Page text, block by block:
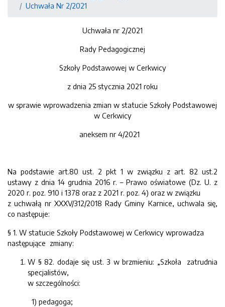
Uchwała Nr 2/2021
Uchwała nr 2/2021
Rady Pedagogicznej
Szkoły Podstawowej w Cerkwicy
z dnia 25 stycznia 2021 roku
w sprawie wprowadzenia zmian w statucie Szkoły Podstawowej
w Cerkwicy
aneksem nr 4/2021
Na podstawie art.80 ust. 2 pkt 1 w związku z art. 82 ust.2
ustawy z dnia 14 grudnia 2016 r. – Prawo oświatowe (Dz. U. z
2020 r. poz. 910 i 1378 oraz z 2021 r. poz. 4) oraz w związku
z uchwałą nr XXXV/312/2018 Rady Gminy Karnice, uchwala się,
co następuje:
§ 1. W statucie Szkoły Podstawowej w Cerkwicy wprowadza
następujące zmiany:
W § 82. dodaje się ust. 3 w brzmieniu: „Szkoła zatrudnia
specjalistów,
w szczególności:
1) pedagoga;